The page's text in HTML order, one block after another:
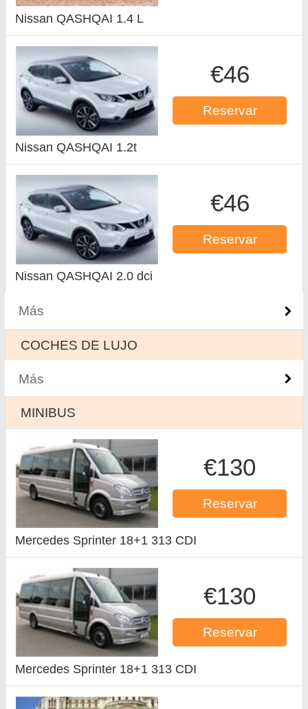
Nissan QASHQAI 1.4 L
€46
Reservar
Nissan QASHQAI 1.2t
€46
Reservar
Nissan QASHQAI 2.0 dci
Más
COCHES DE LUJO
Más
MINIBUS
€130
Reservar
Mercedes Sprinter 18+1 313 CDI
€130
Reservar
Mercedes Sprinter 18+1 313 CDI